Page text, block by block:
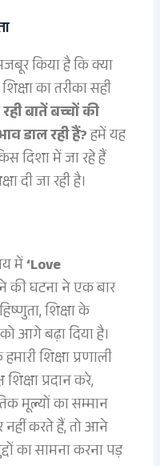
किया है कि क्या
का तरीका सही
बातें बच्चों की
डाल रही हैं?हमें यह
दिशा में जा रहे हैं
दी जा रही है।
में‘Love
की घटना ने एक बार
शिक्षा के
आगे बढ़ा दिया है।
शिक्षा प्रणाली
प्रदान करे,
मूल्यों का सम्मान
नहीं करते हैं, तो आने
का सामना करना पड़